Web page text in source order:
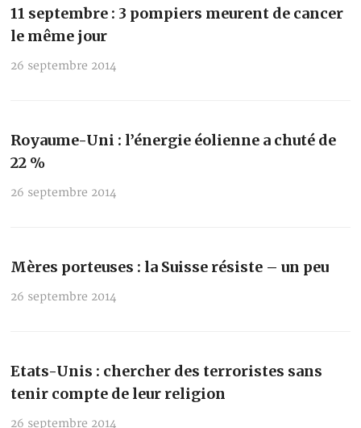
11 septembre : 3 pompiers meurent de cancer
le même jour
26 septembre 2014
Royaume-Uni : l’énergie éolienne a chuté de
22 %
26 septembre 2014
Mères porteuses : la Suisse résiste – un peu
26 septembre 2014
Etats-Unis : chercher des terroristes sans
tenir compte de leur religion
26 septembre 2014